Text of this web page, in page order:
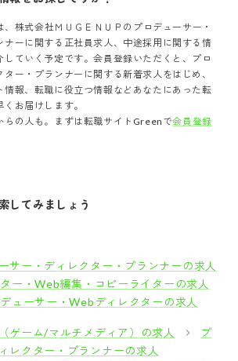
株式会社ＭＵＧＥＮＵＰ の プロデューサー・
ナー に関する正社員求人、中途採用に関する情
ていく予定です。会員登録いただくと、
プロ
ター・プランナー に関する新着求人をはじめ、
情報、転職に役立つ情報などあなたにあった転
お届けします。
らの人も。まずは転職サイトGreenで会員登録
してみましょう
サー・ディレクター・プランナーの求人
ー・Web編集・コピーライターの求人
ューサー・Webディレクターの求人
ゲーム/マルチメディア）の求人
プ
レクター・プランナーの求人